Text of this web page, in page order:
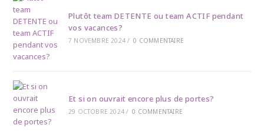
Plutôt team DETENTE ou team ACTIF pendant
vos vacances?
7 NOVEMBRE 2024 / 0 COMMENTAIRE
Et si on ouvrait encore plus de portes?
29 OCTOBRE 2024 / 0 COMMENTAIRE